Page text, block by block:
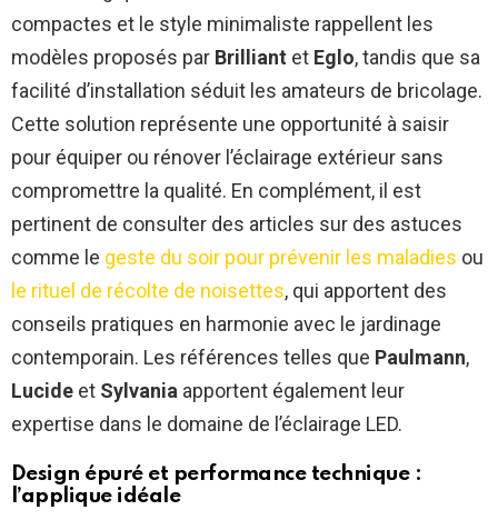
compactes et le style minimaliste rappellent les
modèles proposés par Brilliant et Eglo, tandis que sa
facilité d’installation séduit les amateurs de bricolage.
Cette solution représente une opportunité à saisir
pour équiper ou rénover l’éclairage extérieur sans
compromettre la qualité. En complément, il est
pertinent de consulter des articles sur des astuces
comme le geste du soir pour prévenir les maladies ou
le rituel de récolte de noisettes, qui apportent des
conseils pratiques en harmonie avec le jardinage
contemporain. Les références telles que Paulmann,
Lucide et Sylvania apportent également leur
expertise dans le domaine de l’éclairage LED.
Design épuré et performance technique :
l’applique idéale